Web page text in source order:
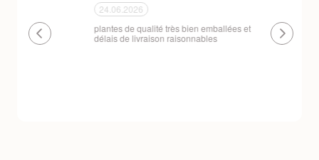
24.06.2026
plantes de qualité très bien emballées et
délais de livraison raisonnables
Un site que
réserve. La
livraison